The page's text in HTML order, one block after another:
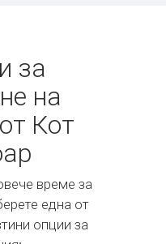
за
на
Кот
време за
една от
опции за